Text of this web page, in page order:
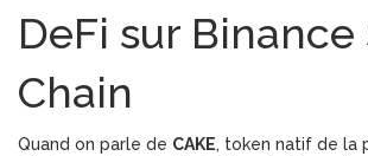
DeFi sur
Chain
Quand on parle de CAKE, token natif de la